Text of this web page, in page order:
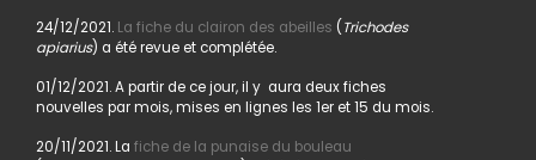
24/12/2021. La fiche du clairon des abeilles ( Trichodes
apiarius) a été revue et complétée.
01/12/2021. A partir de ce jour, il y aura deux fiches
nouvelles par mois, mises en lignes les 1er et 15 du mois.
20/11/2021. La fiche de la punaise du bouleau